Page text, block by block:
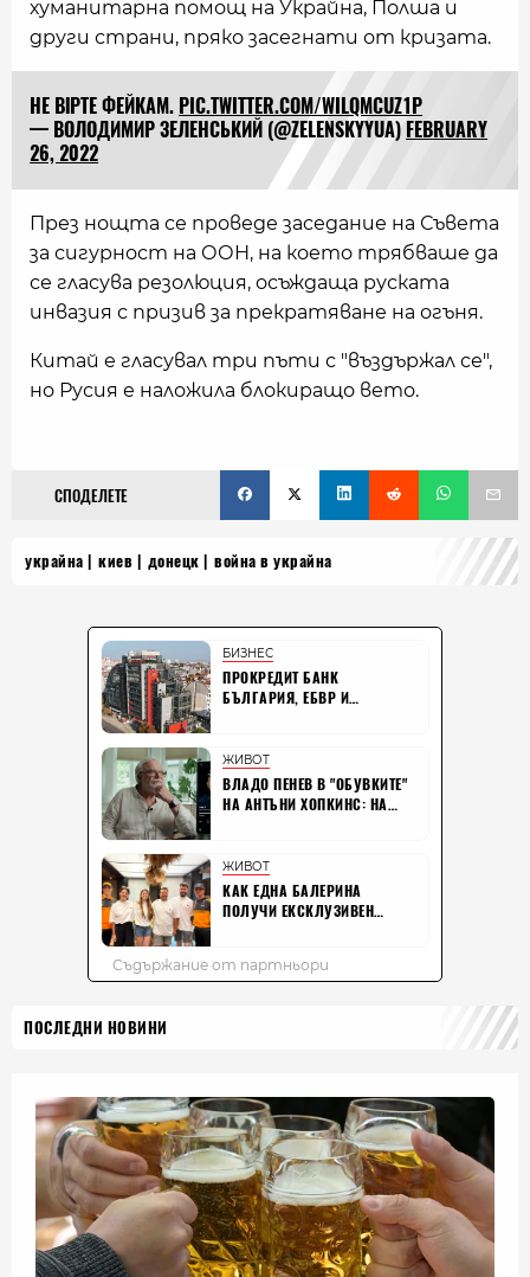
хуманитарна помощ на Украйна, Полша и
други страни, пряко засегнати от кризата.
НЕ ВІРТЕ ФЕЙКАМ. PIC.TWITTER.COM/WILQMCUZ1P
— ВОЛОДИМИР ЗЕЛЕНСЬКИЙ (@ZELENSKYYUA) FEBRUARY
26, 2022
През нощта се проведе заседание на Съвета
за сигурност на ООН, на което трябваше да
се гласува резолюция, осъждаща руската
инвазия с призив за прекратяване на огъня.
Китай е гласувал три пъти с "въздържал се",
но Русия е наложила блокиращо вето.
СПОДЕЛЕТЕ
украйна киев донецк война в украйна
ПОСЛЕДНИ НОВИНИ